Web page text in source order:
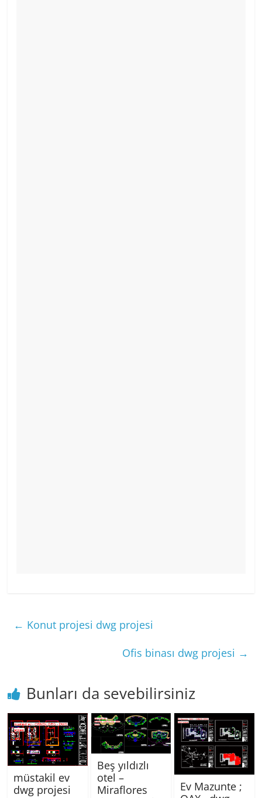
← Konut projesi dwg projesi
Ofis binası dwg projesi →
Bunları da sevebilirsiniz
müstakil ev
dwg projesi
Beş yıldızlı
otel –
Miraflores
Ev Mazunte ;